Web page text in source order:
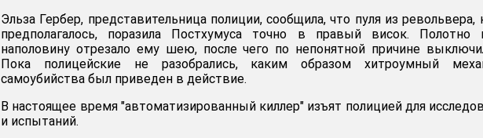
Эльза Гербер, представительница полиции, сообщила, что пуля из револьвера,
предполагалось, поразила Постхумуса точно в правый висок. Полотно
наполовину отрезало ему шею, после чего по непонятной причине
Пока полицейские не разобрались, каким образом хитроумный
самоубийства был приведен в действие.
В настоящее время "автоматизированный киллер" изъят полицией для
и испытаний.